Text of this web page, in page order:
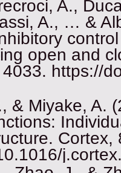
A.,
A., … &
open and
https://
& Miyake, A.
Cortex,